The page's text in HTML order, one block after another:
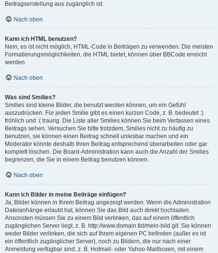
Beitragserstellung aus zugänglich ist.
Nach oben
Kann ich HTML benutzen?
Nein, es ist nicht möglich, HTML-Code in Beiträgen zu verwenden. Die meisten
Formatierungsmöglichkeiten, die HTML bietet, können über BBCode erreicht
werden.
Nach oben
Was sind Smilies?
Smilies sind kleine Bilder, die benutzt werden können, um ein Gefühl
auszudrücken. Für jeden Smilie gibt es einen kurzen Code, z. B. bedeutet :)
fröhlich und :( traurig. Die Liste aller Smilies können Sie beim Verfassen eines
Beitrags sehen. Versuchen Sie bitte trotzdem, Smilies nicht zu häufig zu
benutzen, sie können einen Beitrag schnell unlesbar machen und ein
Moderator könnte deshalb Ihren Beitrag entsprechend überarbeiten oder gar
komplett löschen. Die Board-Administration kann auch die Anzahl der Smilies
begrenzen, die Sie in einem Beitrag benutzen können.
Nach oben
Kann ich Bilder in meine Beiträge einfügen?
Ja, Bilder können in Ihrem Beitrag angezeigt werden. Wenn die Administration
Dateianhänge erlaubt hat, können Sie das Bild auch direkt hochladen.
Ansonsten müssen Sie zu einem Bild verlinken, das auf einem öffentlich
zugänglichen Server liegt, z. B. http://www.domain.tld/mein-bild.gif. Sie können
weder Bilder verlinken, die sich auf Ihrem eigenen PC befinden (außer es ist
ein öffentlich zugänglicher Server), noch zu Bildern, die nur nach einer
Anmeldung verfügbar sind, z. B. Hotmail- oder Yahoo-Mailboxen, mit einem